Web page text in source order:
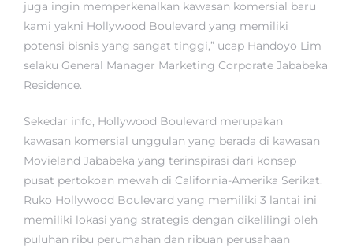
juga ingin memperkenalkan kawasan komersial baru
kami yakni Hollywood Boulevard yang memiliki
potensi bisnis yang sangat tinggi,” ucap Handoyo Lim
selaku General Manager Marketing Corporate Jababeka
Residence.
Sekedar info, Hollywood Boulevard merupakan
kawasan komersial unggulan yang berada di kawasan
Movieland Jababeka yang terinspirasi dari konsep
pusat pertokoan mewah di California-Amerika Serikat.
Ruko Hollywood Boulevard yang memiliki 3 lantai ini
memiliki lokasi yang strategis dengan dikelilingi oleh
puluhan ribu perumahan dan ribuan perusahaan